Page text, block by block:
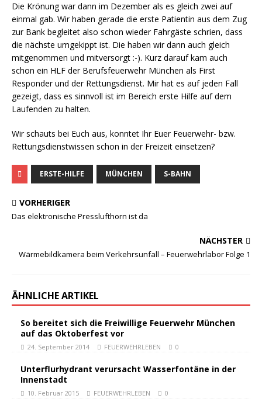
Die Krönung war dann im Dezember als es gleich zwei auf
einmal gab. Wir haben gerade die erste Patientin aus dem Zug
zur Bank begleitet also schon wieder Fahrgäste schrien, dass
die nächste umgekippt ist. Die haben wir dann auch gleich
mitgenommen und mitversorgt :-). Kurz darauf kam auch
schon ein HLF der Berufsfeuerwehr München als First
Responder und der Rettungsdienst. Mir hat es auf jeden Fall
gezeigt, dass es sinnvoll ist im Bereich erste Hilfe auf dem
Laufenden zu halten.
Wir schauts bei Euch aus, konntet Ihr Euer Feuerwehr- bzw.
Rettungsdienstwissen schon in der Freizeit einsetzen?
ERSTE-HILFE MÜNCHEN S-BAHN
VORHERIGER
Das elektronische Presslufthorn ist da
NÄCHSTER
Wärmebildkamera beim Verkehrsunfall – Feuerwehrlabor Folge 1
ÄHNLICHE ARTIKEL
So bereitet sich die Freiwillige Feuerwehr München
auf das Oktoberfest vor
24. September 2014 FEUERWEHRLEBEN 0
Unterflurhydrant verursacht Wasserfontäne in der
Innenstadt
10. Februar 2015 FEUERWEHRLEBEN 0